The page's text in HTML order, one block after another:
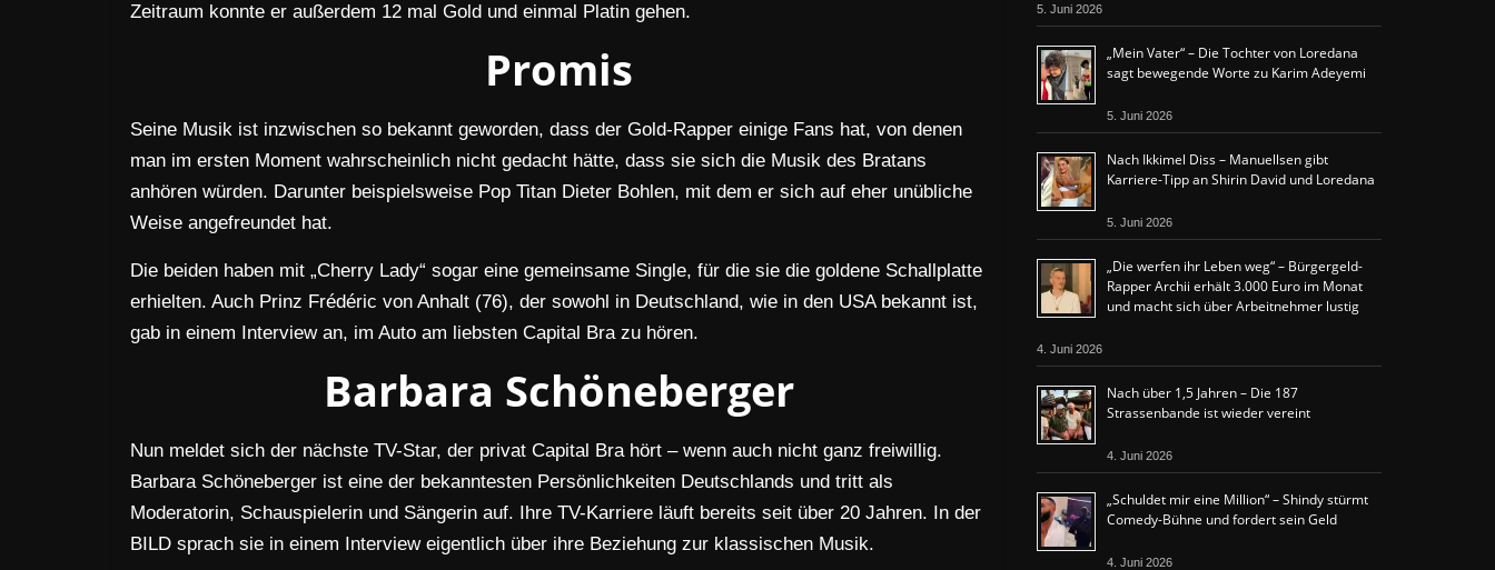
Zeitraum konnte er außerdem 12 mal Gold und einmal Platin gehen.
Promis
Seine Musik ist inzwischen so bekannt geworden, dass der Gold-Rapper einige Fans hat, von denen
man im ersten Moment wahrscheinlich nicht gedacht hätte, dass sie sich die Musik des Bratans
anhören würden. Darunter beispielsweise Pop Titan Dieter Bohlen, mit dem er sich auf eher unübliche
Weise angefreundet hat.
Die beiden haben mit „Cherry Lady“ sogar eine gemeinsame Single, für die sie die goldene Schallplatte
erhielten. Auch Prinz Frédéric von Anhalt (76), der sowohl in Deutschland, wie in den USA bekannt ist,
gab in einem Interview an, im Auto am liebsten Capital Bra zu hören.
Barbara Schöneberger
Nun meldet sich der nächste TV-Star, der privat Capital Bra hört – wenn auch nicht ganz freiwillig.
Barbara Schöneberger ist eine der bekanntesten Persönlichkeiten Deutschlands und tritt als
Moderatorin, Schauspielerin und Sängerin auf. Ihre TV-Karriere läuft bereits seit über 20 Jahren. In der
BILD sprach sie in einem Interview eigentlich über ihre Beziehung zur klassischen Musik.
5. Juni 2026
„Mein Vater“ – Die Tochter von Loredana
sagt bewegende Worte zu Karim Adeyemi
5. Juni 2026
Nach Ikkimel Diss – Manuellsen gibt
Karriere-Tipp an Shirin David und Loredana
5. Juni 2026
„Die werfen ihr Leben weg“ – Bürgergeld-
Rapper Archii erhält 3.000 Euro im Monat
und macht sich über Arbeitnehmer lustig
4. Juni 2026
Nach über 1,5 Jahren – Die 187
Strassenbande ist wieder vereint
4. Juni 2026
„Schuldet mir eine Million“ – Shindy stürmt
Comedy-Bühne und fordert sein Geld
4. Juni 2026